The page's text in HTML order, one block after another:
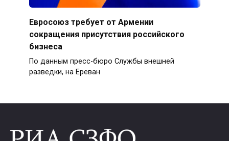
Евросоюз требует от Армении
сокращения присутствия российского
бизнеса
По данным пресс-бюро Службы внешней
разведки, на Ереван